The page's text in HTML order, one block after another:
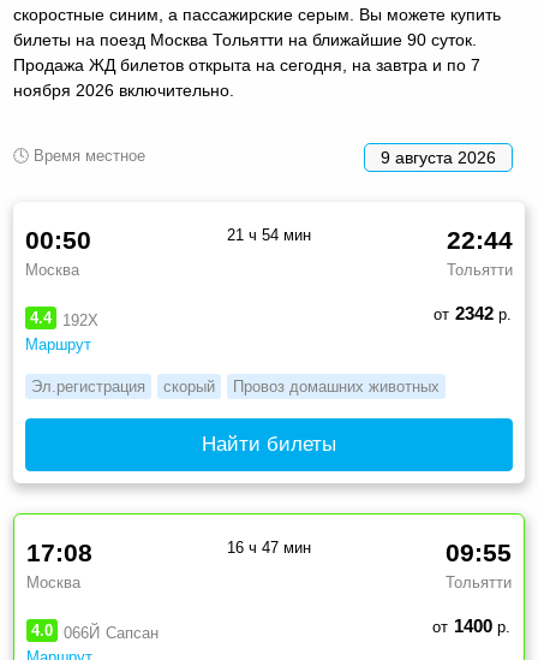
скоростные синим, а пассажирские серым. Вы можете купить
билеты на поезд Москва Тольятти на ближайшие 90 суток.
Продажа ЖД билетов открыта на сегодня, на завтра и по 7
ноября 2026 включительно.
🕓 Время местное 9 августа 2026
4.4
192Х
Маршрут
00:50
Москва
22:44
Тольятти
21 ч 54 мин
от 2342р.
Эл.регистрация скорый Провоз домашних животных
Найти билеты
4.0 066Й Сапсан
17:08
Москва
09:55
Тольятти
16 ч 47 мин
от 1400р.